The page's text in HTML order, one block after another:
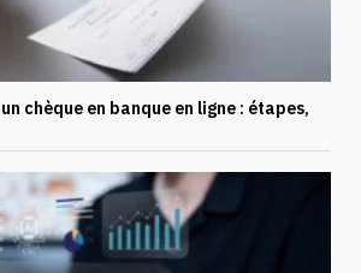
chèque en banque en ligne : étapes,